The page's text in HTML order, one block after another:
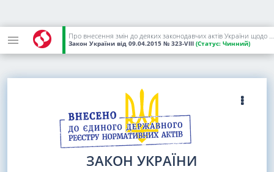
Про внесення змін до деяких законодавчих актів України щодо охорони біорізноманіття
Закон України від 09.04.2015 № 323-VIII (Статус: Чинний)
ЗАКОН УКРАЇНИ